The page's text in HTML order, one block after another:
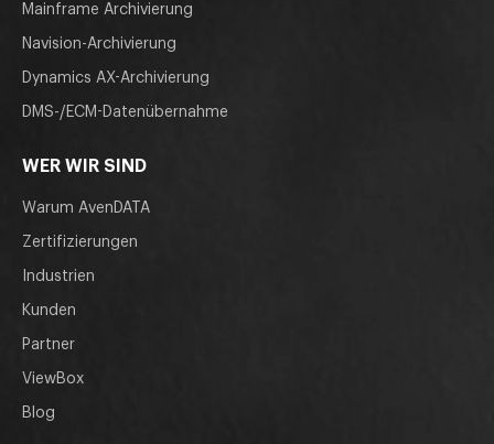
Mainframe Archivierung
Navision-Archivierung
Dynamics AX-Archivierung
DMS-/ECM-Datenübernahme
WER WIR SIND
Warum AvenDATA
Zertifizierungen
Industrien
Kunden
Partner
ViewBox
Blog